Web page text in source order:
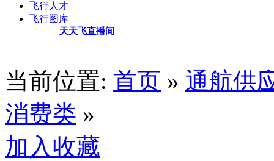
飞行人才
飞行图库
天天飞直播间
当前位置: 首页 » 通航供
消费类 »
加入收藏